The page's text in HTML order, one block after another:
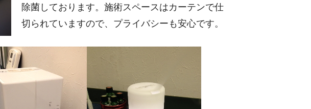
除菌しております。施術スペースはカーテンで仕
切られていますので、プライバシーも安心です。